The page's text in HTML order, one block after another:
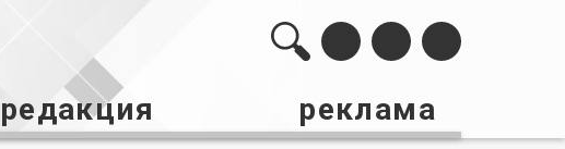
редакция реклама